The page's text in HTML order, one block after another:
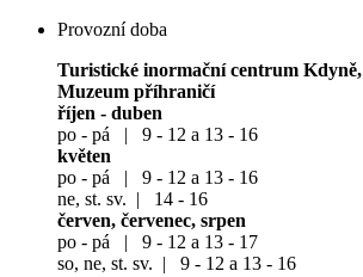
Provozní doba
Turistické inormační centrum Kdyně,
Muzeum příhraničí
říjen - duben
po - pá | 9 - 12 a 13 - 16
květen
po - pá | 9 - 12 a 13 - 16
ne, st. sv. | 14 - 16
červen, červenec, srpen
po - pá | 9 - 12 a 13 - 17
so, ne, st. sv. | 9 - 12 a 13 - 16